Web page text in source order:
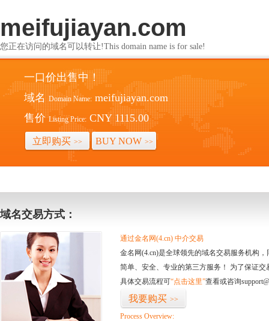
meifujiayan.com
您正在访问的域名可以转让!This domain name is for sale!
一口价出售中！
域名 Domain Name: meifujiayan.com
售价 Listing Price: CNY 1115.00
立即购买 >> BUY NOW >>
域名交易方式：
通过金名网(4.cn) 中介交易
金名网(4.cn)是全球领先的域名交易服务机构
简单、安全、专业的第三方服务！ 为了保证
具体交易流程可“点击这里”查看或咨询
我要购买 >>
Process Overview: